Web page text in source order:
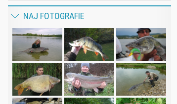
NAJ FOTOGRAFIE